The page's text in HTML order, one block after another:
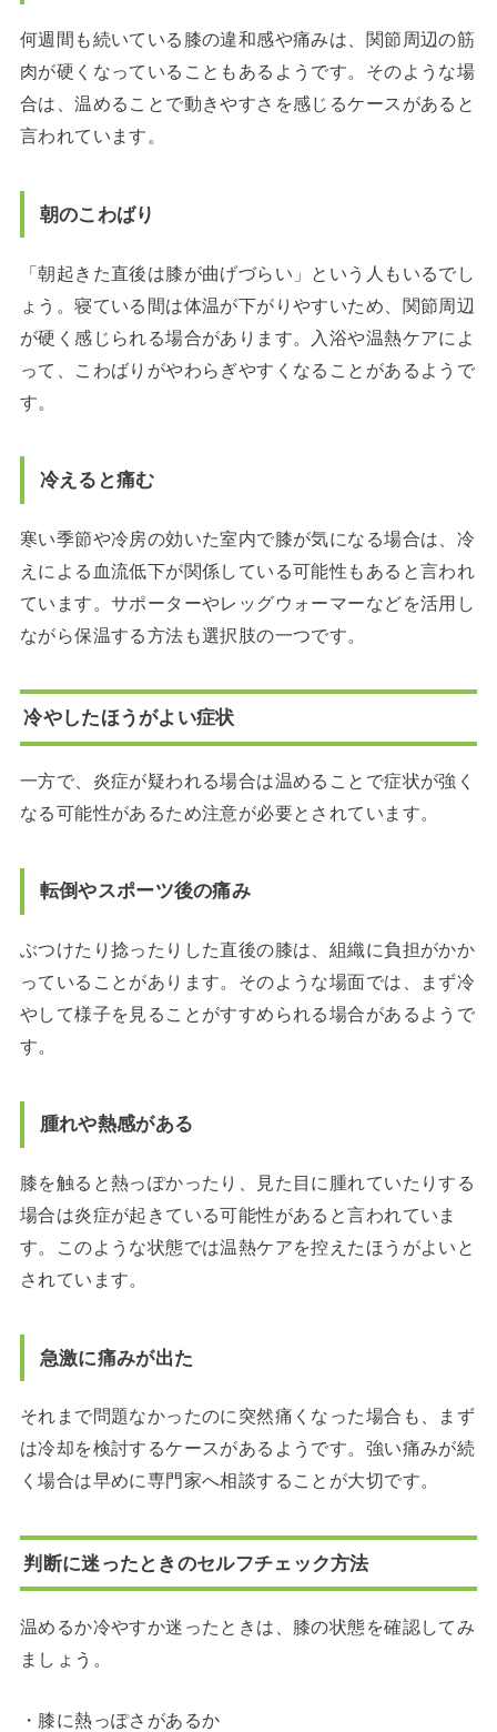
何週間も続いている膝の違和感や痛みは、関節周辺の筋
肉が硬くなっていることもあるようです。そのような場
合は、温めることで動きやすさを感じるケースがあると
言われています。
朝のこわばり
「朝起きた直後は膝が曲げづらい」という人もいるでし
ょう。寝ている間は体温が下がりやすいため、関節周辺
が硬く感じられる場合があります。入浴や温熱ケアによ
って、こわばりがやわらぎやすくなることがあるようで
す。
冷えると痛む
寒い季節や冷房の効いた室内で膝が気になる場合は、冷
えによる血流低下が関係している可能性もあると言われ
ています。サポーターやレッグウォーマーなどを活用し
ながら保温する方法も選択肢の一つです。
冷やしたほうがよい症状
一方で、炎症が疑われる場合は温めることで症状が強く
なる可能性があるため注意が必要とされています。
転倒やスポーツ後の痛み
ぶつけたり捻ったりした直後の膝は、組織に負担がかか
っていることがあります。そのような場面では、まず冷
やして様子を見ることがすすめられる場合があるようで
す。
腫れや熱感がある
膝を触ると熱っぽかったり、見た目に腫れていたりする
場合は炎症が起きている可能性があると言われていま
す。このような状態では温熱ケアを控えたほうがよいと
されています。
急激に痛みが出た
それまで問題なかったのに突然痛くなった場合も、まず
は冷却を検討するケースがあるようです。強い痛みが続
く場合は早めに専門家へ相談することが大切です。
判断に迷ったときのセルフチェック方法
温めるか冷やすか迷ったときは、膝の状態を確認してみ
ましょう。
・膝に熱っぽさがあるか